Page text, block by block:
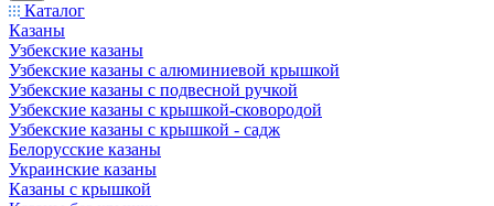
Каталог
Казаны
Узбекские казаны
Узбекские казаны с алюминиевой крышкой
Узбекские казаны с подвесной ручкой
Узбекские казаны с крышкой-сковородой
Узбекские казаны с крышкой - садж
Белорусские казаны
Украинские казаны
Казаны с крышкой